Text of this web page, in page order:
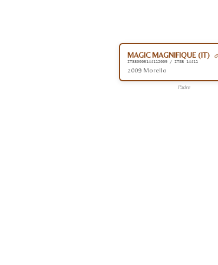
MAGIC MAGNIFIQUE (IT)
IT380005144112009 / ITSB 14411
2009 Morello
Padre